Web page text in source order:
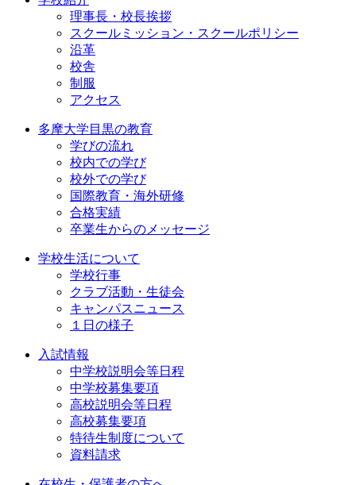
理事長・校長挨拶
スクールミッション・スクールポリシー
沿革
校舎
制服
アクセス
多摩大学目黒の教育
学びの流れ
校内での学び
校外での学び
国際教育・海外研修
合格実績
卒業生からのメッセージ
学校生活について
学校行事
クラブ活動・生徒会
キャンパスニュース
１日の様子
入試情報
中学校説明会等日程
中学校募集要項
高校説明会等日程
高校募集要項
特待生制度について
資料請求